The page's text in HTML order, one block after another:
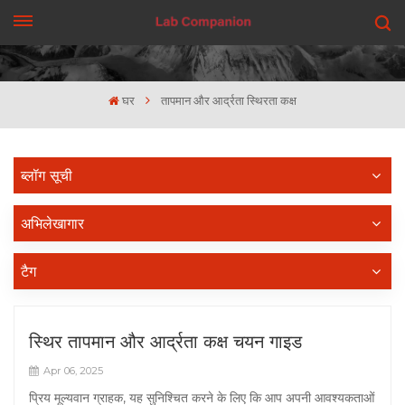
घर तापमान और आर्द्रता स्थिरता कक्ष
ब्लॉग सूची
अभिलेखागार
टैग
स्थिर तापमान और आर्द्रता कक्ष चयन गाइड
Apr 06, 2025
प्रिय मूल्यवान ग्राहक, यह सुनिश्चित करने के लिए कि आप अपनी आवश्यकताओं